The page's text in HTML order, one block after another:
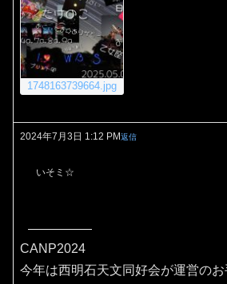
1748163739664.jpg
2024年7月3日 1:12 PM返信
いそミ☆
CANP2024
今年は西明石天文同好会が運営のお